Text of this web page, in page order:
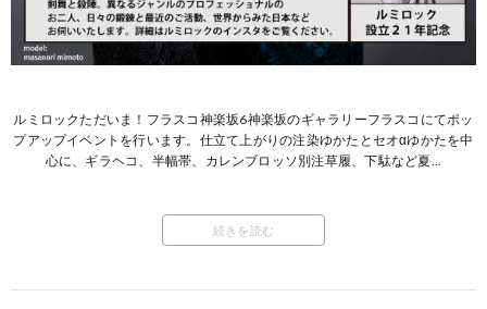
ルミロックただいま！フラスコ神楽坂6神楽坂のギャラリーフラスコにてポッ
プアップイベントを行います。仕立て上がりの注染ゆかたとセオαゆかたを中
心に、ギラヘコ、半幅帯、カレンブロッソ別注草履、下駄など夏...
続きを読む